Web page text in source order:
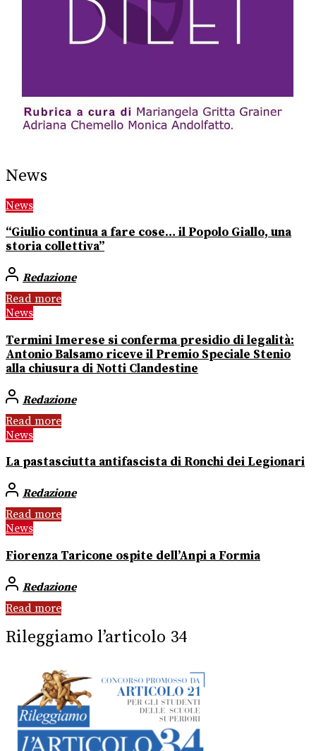
News
News
“Giulio continua a fare cose… il Popolo Giallo, una
storia collettiva”
Redazione
Read more
News
Termini Imerese si conferma presidio di legalità:
Antonio Balsamo riceve il Premio Speciale Stenio
alla chiusura di Notti Clandestine
Redazione
Read more
News
La pastasciutta antifascista di Ronchi dei Legionari
Redazione
Read more
News
Fiorenza Taricone ospite dell’Anpi a Formia
Redazione
Read more
Rileggiamo l’articolo 34